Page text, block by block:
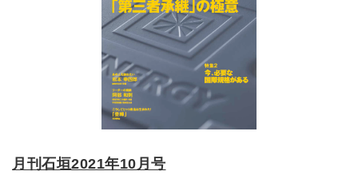
月刊石垣2021年10月号